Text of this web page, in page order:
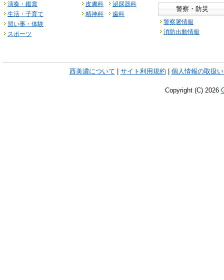
演奏・鑑賞
生活・子育て
習い事・体験
スポーツ
皮膚科
泌尿器科
精神科
歯科
警察・防災
警察署情報
消防出動情報
西美濃について サイト利用規約 個人情報の取扱
Copyright (C) 2026